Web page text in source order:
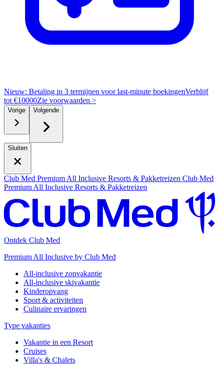
Nieuw: Betaling in 3 termijnen voor last-minute boekingenVerblijf
tot €10000Zie voorwaarden >
Vorige Volgende
Sluiten
Club Med Premium All Inclusive Resorts & Pakketreizen Club Med
Premium All Inclusive Resorts & Pakketreizen
Ontdek Club Med
Premium All Inclusive by Club Med
All-inclusive zonvakantie
All-inclusive skivakantie
Kinderopvang
Sport & activiteiten
Culinaire ervaringen
Type vakanties
Vakantie in een Resort
Cruises
Villa's & Chalets